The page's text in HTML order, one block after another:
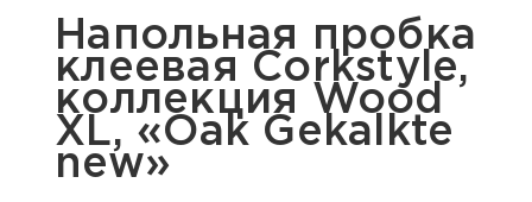
Напольная пробка
клеевая Corkstyle,
коллекция Wood
XL, «Oak Gekalkte
new»